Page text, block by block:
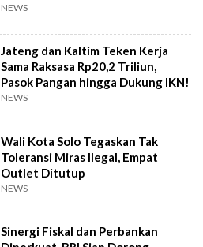
NEWS
Jateng dan Kaltim Teken Kerja
Sama Raksasa Rp20,2 Triliun,
Pasok Pangan hingga Dukung IKN!
NEWS
Wali Kota Solo Tegaskan Tak
Toleransi Miras Ilegal, Empat
Outlet Ditutup
NEWS
Sinergi Fiskal dan Perbankan